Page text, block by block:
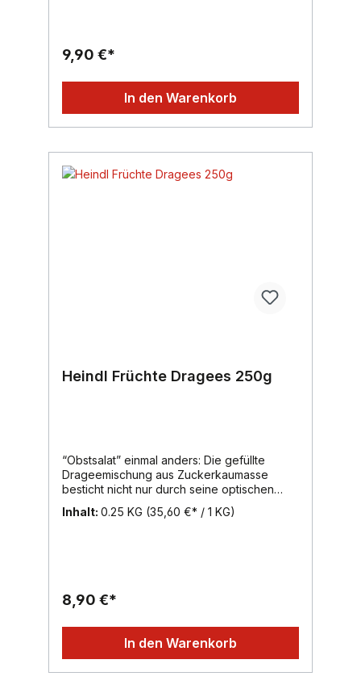
9,90 €*
In den Warenkorb
Heindl Früchte Dragees 250g
“Obstsalat” einmal anders: Die gefüllte
Drageemischung aus Zuckerkaumasse
besticht nicht nur durch seine optischen
Früchteformen, sondern auch durch seines
abwechslungsreichen
Inhalt: 0.25 KG (35,60 €* / 1 KG)
8,90 €*
In den Warenkorb